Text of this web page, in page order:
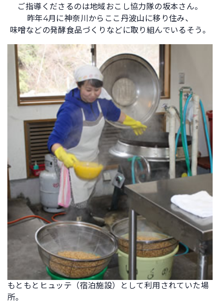
ご指導くださるのは地域おこし協力隊の坂本さん。
昨年4月に神奈川からここ丹波山に移り住み、
味噌などの発酵食品づくりなどに取り組んでいるそう。
もともとヒュッテ（宿泊施設）として利用されていた場
所。